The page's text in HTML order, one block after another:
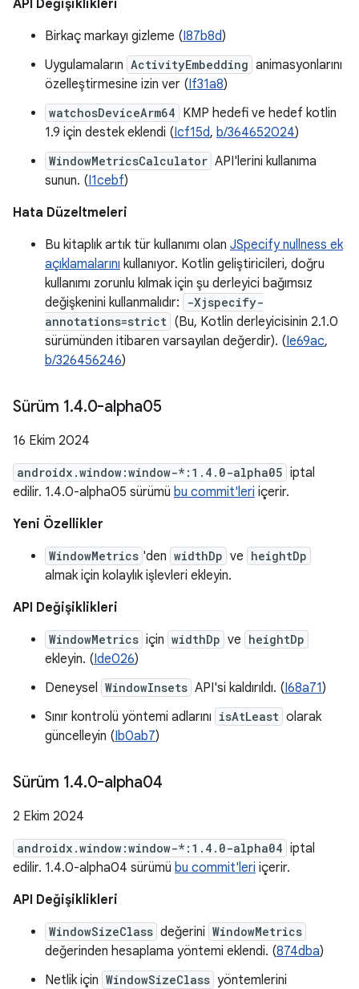
API Değişiklikleri
Birkaç markayı gizleme (I87b8d)
Uygulamaların ActivityEmbedding animasyonlarını
özelleştirmesine izin ver (If31a8)
watchosDeviceArm64 KMP hedefi ve hedef kotlin
1.9 için destek eklendi (Icf15d, b/364652024)
WindowMetricsCalculator API'lerini kullanıma
sunun. (I1cebf)
Hata Düzeltmeleri
Bu kitaplık artık tür kullanımı olan JSpecify nullness ek
açıklamalarını kullanıyor. Kotlin geliştiricileri, doğru
kullanımı zorunlu kılmak için şu derleyici bağımsız
değişkenini kullanmalıdır:
-Xjspecify-
annotations=strict (Bu, Kotlin derleyicisinin 2.1.0
sürümünden itibaren varsayılan değerdir). (Ie69ac,
b/326456246)
Sürüm 1.4.0-alpha05
16 Ekim 2024
androidx.window:window-*:1.4.0-alpha05 iptal
edilir. 1.4.0-alpha05 sürümü bu commit'leri içerir.
Yeni Özellikler
WindowMetrics 'den widthDp ve heightDp
almak için kolaylık işlevleri ekleyin.
API Değişiklikleri
WindowMetrics için widthDp ve heightDp
ekleyin. (Ide026)
Deneysel WindowInsets API'si kaldırıldı. (I68a71)
Sınır kontrolü yöntemi adlarını isAtLeast olarak
güncelleyin (Ib0ab7)
Sürüm 1.4.0-alpha04
2 Ekim 2024
androidx.window:window-*:1.4.0-alpha04 iptal
edilir. 1.4.0-alpha04 sürümü bu commit'leri içerir.
API Değişiklikleri
WindowSizeClass değerini WindowMetrics
değerinden hesaplama yöntemi eklendi. (874dba)
Netlik için WindowSizeClass yöntemlerini